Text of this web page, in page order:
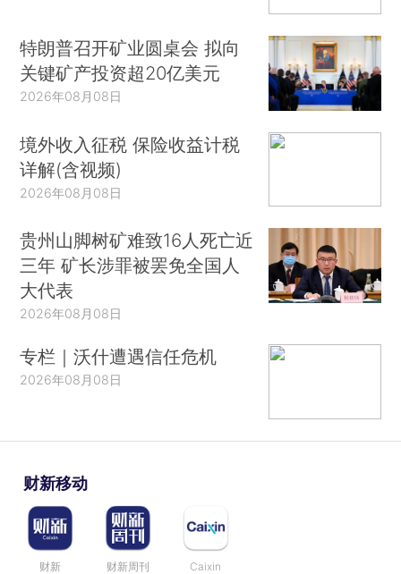
特朗普召开矿业圆桌会 拟向
关键矿产投资超20亿美元
2026年08月08日
境外收入征税 保险收益计税
详解(含视频)
2026年08月08日
贵州山脚树矿难致16人死亡近
三年 矿长涉罪被罢免全国人
大代表
2026年08月08日
专栏｜沃什遭遇信任危机
2026年08月08日
财新移动
财新 财新周刊 Caixin